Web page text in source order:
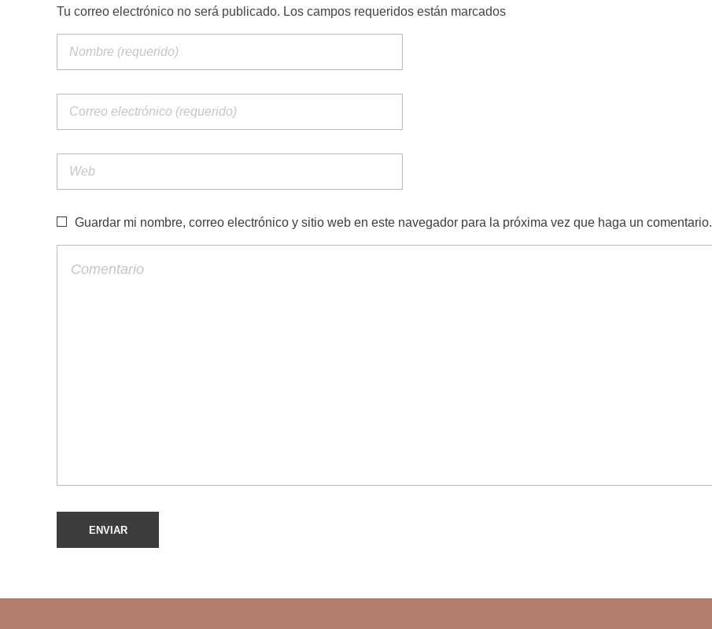
Tu correo electrónico no será publicado. Los campos requeridos están marcados
Guardar mi nombre, correo electrónico y sitio web en este navegador para la próxima vez que haga un comentario.